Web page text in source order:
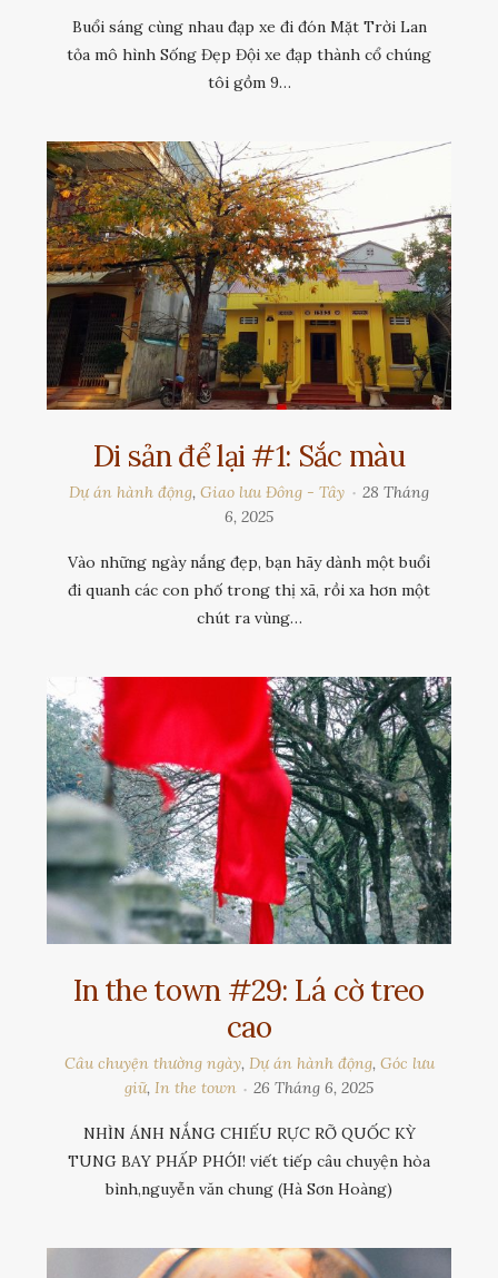
Buổi sáng cùng nhau đạp xe đi đón Mặt Trời Lan
tỏa mô hình Sống Đẹp Đội xe đạp thành cổ chúng
tôi gồm 9…
Di sản để lại #1: Sắc màu
Dự án hành động,Giao lưu Đông - Tây
28 Tháng
6, 2025
Vào những ngày nắng đẹp, bạn hãy dành một buổi
đi quanh các con phố trong thị xã, rồi xa hơn một
chút ra vùng…
In the town #29: Lá cờ treo
cao
Câu chuyện thường ngày, Dự án hành động, Góc lưu
giữ, In the town 26 Tháng 6, 2025
NHÌN ÁNH NẮNG CHIẾU RỰC RỠ QUỐC KỲ
TUNG BAY PHẤP PHỚI! viết tiếp câu chuyện hòa
bình,nguyễn văn chung (Hà Sơn Hoàng)